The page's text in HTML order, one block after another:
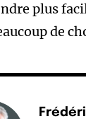
plus
de